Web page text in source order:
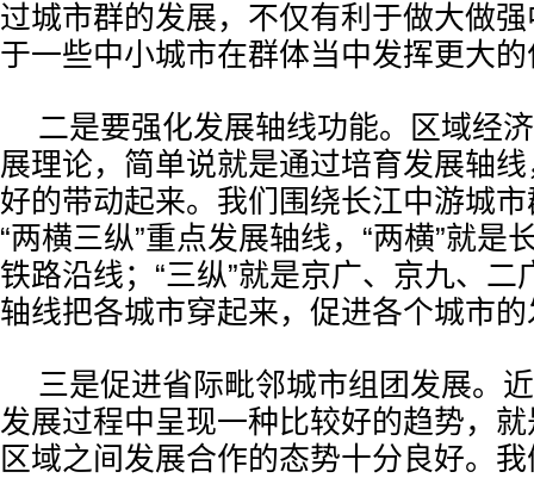
过城市群的发展，不仅有利于做大做
于一些中小城市在群体当中发挥更大
二是要强化发展轴线功能。区域经
展理论，简单说就是通过培育发展轴
好的带动起来。我们围绕长江中游城
“两横三纵”重点发展轴线，“两横”就是
铁路沿线；“三纵”就是京广、京九、二
轴线把各城市穿起来，促进各个城市
三是促进省际毗邻城市组团发展。
发展过程中呈现一种比较好的趋势，
区域之间发展合作的态势十分良好。